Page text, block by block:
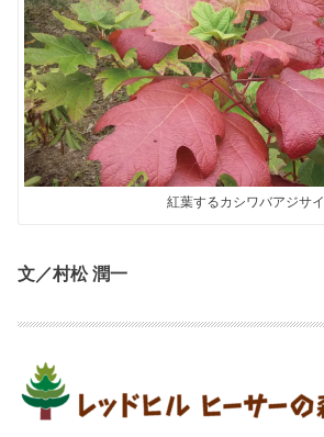
紅葉するカシワバアジサイ
文／村松 潤一